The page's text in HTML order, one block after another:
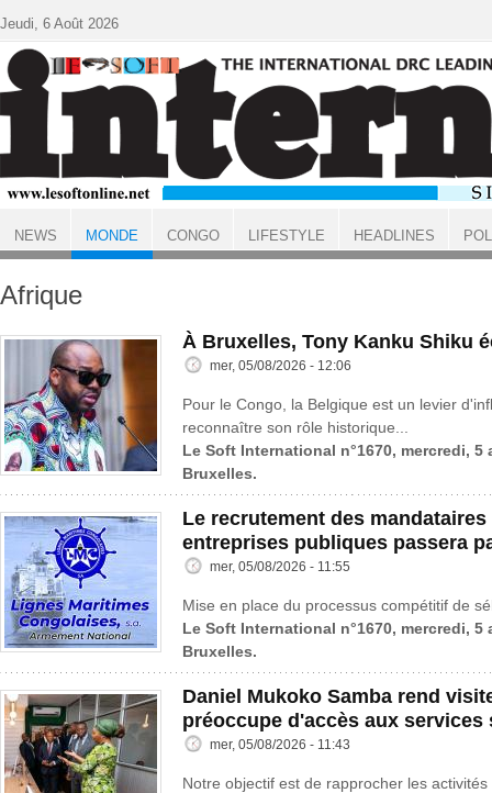
ACCUEIL MONDE
Afrique
À Bruxelles, Tony Kanku Shiku
mer, 05/08/2026 - 12:06
Pour le Congo, la Belgique est un levier
reconnaître son rôle historique...
Le Soft International n°1670, mercredi, 5
Bruxelles.
Le recrutement des
entreprises publiques passera
mer, 05/08/2026 - 11:55
Mise en place du processus compétitif de
Le Soft International n°1670, mercredi, 5
Bruxelles.
Daniel Mukoko Samba rend
préoccupe d'accès aux services
mer, 05/08/2026 - 11:43
Notre objectif est de rapprocher les
Jeudi, 6 Août 2026
NEWS MONDE CONGO LIFESTYLE HEADLINES